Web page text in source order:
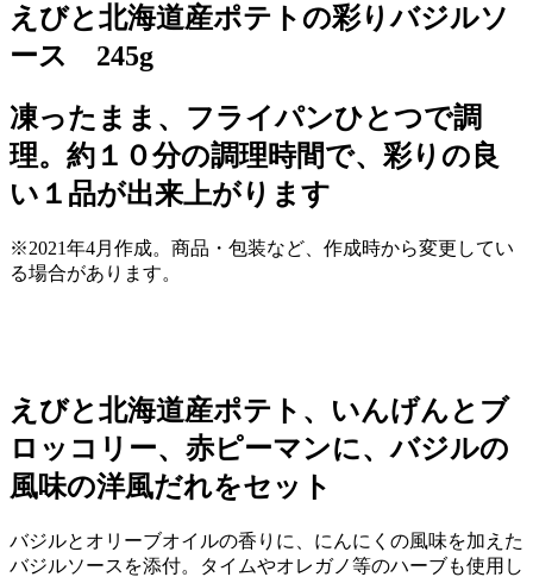
えびと北海道産ポテトの彩りバジルソ
ース 245g
凍ったまま、フライパンひとつで調
理。約１０分の調理時間で、彩りの良
い１品が出来上がります
※2021年4月作成。商品・包装など、作成時から変更してい
る場合があります。
えびと北海道産ポテト、いんげんとブ
ロッコリー、赤ピーマンに、バジルの
風味の洋風だれをセット
バジルとオリーブオイルの香りに、にんにくの風味を加えた
バジルソースを添付。タイムやオレガノ等のハーブも使用し